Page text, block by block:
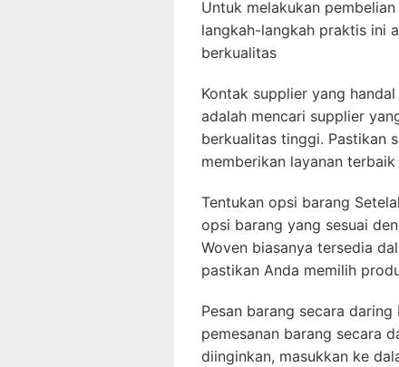
Untuk melakukan
langkah-langkah praktis ini
berkualitas
Kontak supplier yang
adalah mencari supplier
berkualitas tinggi. Pastikan
memberikan layanan terbaik
Tentukan opsi barang
opsi barang yang sesuai
Woven biasanya tersedia
pastikan Anda memilih
Pesan barang secara
pemesanan barang secara
diinginkan, masukkan ke